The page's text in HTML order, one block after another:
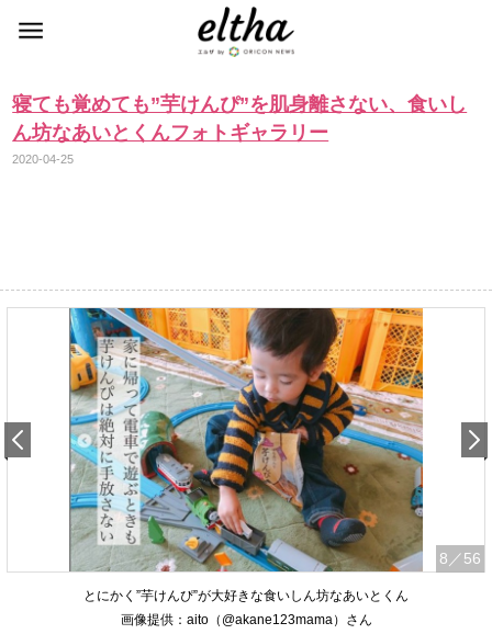
寝ても覚めても”芋けんぴ”を肌身離さない、食いし
ん坊なあいとくんフォトギャラリー
2020-04-25
8 ／56
とにかく”芋けんぴ”が大好きな食いしん坊なあいとくん
画像提供：aito（@akane123mama）さん